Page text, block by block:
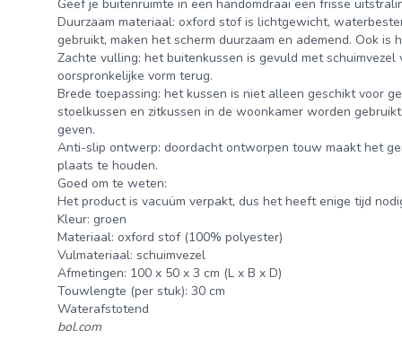
Geef je buitenruimte in een handomdraai een frisse
Duurzaam materiaal: oxford stof is lichtgewicht,
gebruikt, maken het scherm duurzaam en ademend. Ook
Zachte vulling: het buitenkussen is gevuld met
oorspronkelijke vorm terug.
Brede toepassing: het kussen is niet alleen geschikt voor
stoelkussen en zitkussen in de woonkamer worden
geven.
Anti-slip ontwerp: doordacht ontworpen touw maakt het
plaats te houden.
Goed om te weten:
Het product is vacuüm verpakt, dus het heeft enige tijd
Kleur: groen
Materiaal: oxford stof (100% polyester)
Vulmateriaal: schuimvezel
Afmetingen: 100 x 50 x 3 cm (L x B x D)
Touwlengte (per stuk): 30 cm
Waterafstotend
bol.com